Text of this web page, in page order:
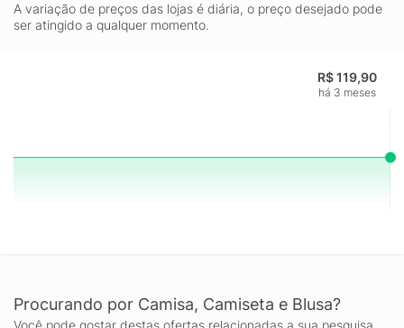
A variação de preços das lojas é diária, o preço desejado pode
ser atingido a qualquer momento.
R$ 119,90
há 3 meses
Procurando por Camisa, Camiseta e Blusa?